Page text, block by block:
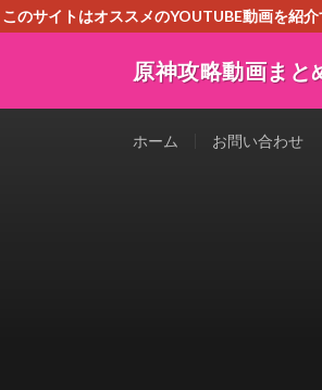
このサイトはオススメのYOUTUBE動画を紹
原神攻略動画まと
ホーム お問い合わせ